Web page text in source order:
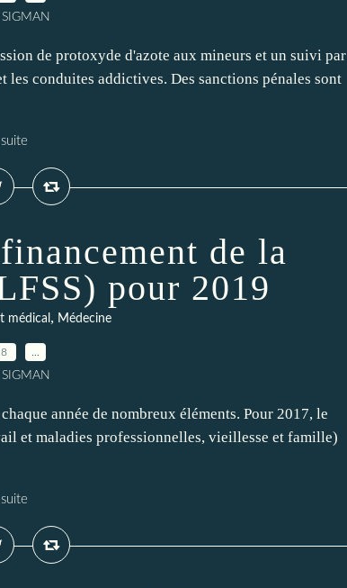
de protoxyde d'azote aux mineurs et un suivi par
conduites addictives. Des sanctions pénales sont
de la
pour 2019
médical , Médecine
année de nombreux éléments. Pour 2017, le
et maladies professionnelles, vieillesse et famille)